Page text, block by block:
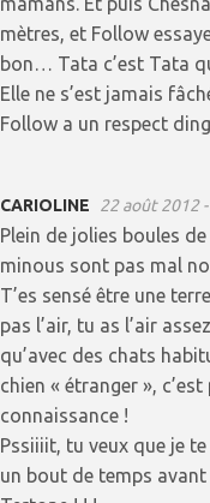
mètres, et Follow
bon… Tata c’est Tata
Elle ne s’est jamais
Follow a un respect
CARIOLINE 22 août 2012
Plein de jolies boules
minous sont pas mal
T’es sensé être une
pas l’air, tu as l’air
qu’avec des chats
chien « étranger »,
connaissance !
Pssiiiit, tu veux que je
un bout de temps